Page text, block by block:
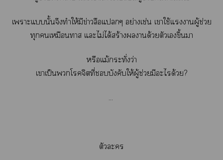
เาะแนั้นจึงทำให้มีข่าวลือแๆ อย่างเช่น เาใช้แาผู้ช่วย
ทุกเหมือนา แะไม่ได้สร้างานด้วยตัวเขึ้นา
หรือแม้กระทั่งว่า
เาเป็นโจิตที่บังคับให้ผู้ช่วยมีะได้วย?
...
ตัวะ